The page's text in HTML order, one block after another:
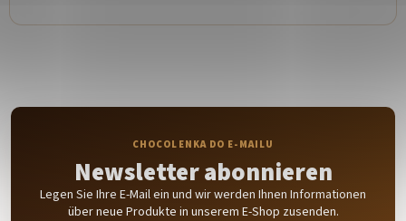
Newsletter abonnieren
Legen Sie Ihre E-Mail ein und wir werden Ihnen Informationen
über neue Produkte in unserem E-Shop zusenden.